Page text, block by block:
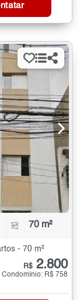
70 m²
- 70 m²
R$ 2.800
Condomínio: R$ 758